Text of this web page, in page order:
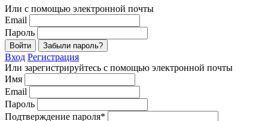
Или с помощью электронной почты
Email
Пароль
Войти Забыли пароль?
Вход Регистрация
Или зарегистрируйтесь с помощью электронной почты
Имя
Email
Пароль
Подтверждение пароля*